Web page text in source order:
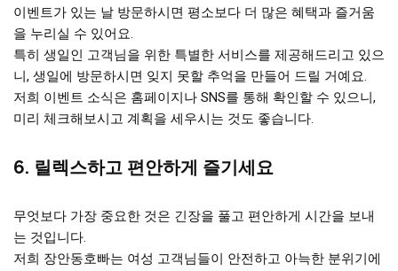
이벤트가 있는 날 방문하시면 평소보다 더 많은 혜택과 즐거움
을 누리실 수 있어요.
특히 생일인 고객님을 위한 특별한 서비스를 제공해드리고 있으
니, 생일에 방문하시면 잊지 못할 추억을 만들어 드릴 거예요.
저희 이벤트 소식은 홈페이지나 SNS를 통해 확인할 수 있으니,
미리 체크해보시고 계획을 세우시는 것도 좋습니다.
6. 릴렉스하고 편안하게 즐기세요
무엇보다 가장 중요한 것은 긴장을 풀고 편안하게 시간을 보내
는 것입니다.
저희 장안동호빠는 여성 고객님들이 안전하고 아늑한 분위기에